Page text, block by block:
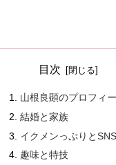
目次
山根良顕のプロフィ
結婚と家族
イクメンっぷりとSNS
趣味と特技